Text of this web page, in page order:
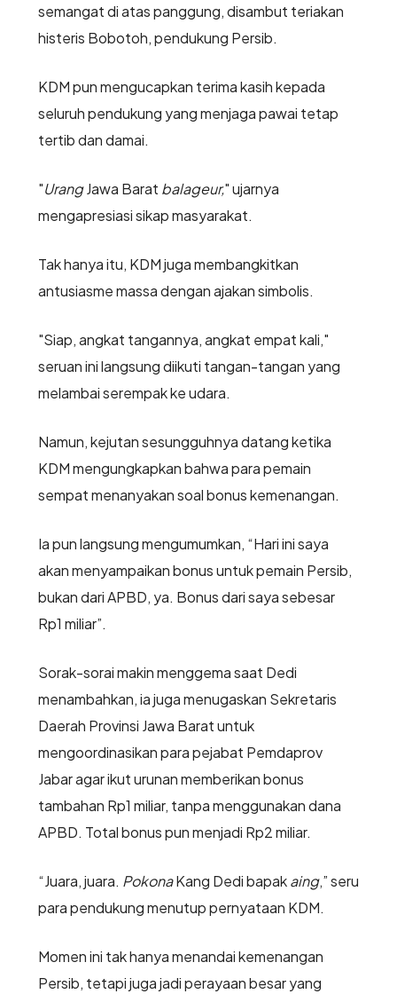
semangat di atas panggung, disambut teriakan
histeris Bobotoh, pendukung Persib.
KDM pun mengucapkan terima kasih kepada
seluruh pendukung yang menjaga pawai tetap
tertib dan damai.
"UrangJawa Barat balageur," ujarnya
mengapresiasi sikap masyarakat.
Tak hanya itu, KDM juga membangkitkan
antusiasme massa dengan ajakan simbolis.
"Siap, angkat tangannya, angkat empat kali,"
seruan ini langsung diikuti tangan-tangan yang
melambai serempak ke udara.
Namun, kejutan sesungguhnya datang ketika
KDM mengungkapkan bahwa para pemain
sempat menanyakan soal bonus kemenangan.
Ia pun langsung mengumumkan, “Hari ini saya
akan menyampaikan bonus untuk pemain Persib,
bukan dari APBD, ya. Bonus dari saya sebesar
Rp1 miliar”.
Sorak-sorai makin menggema saat Dedi
menambahkan, ia juga menugaskan Sekretaris
Daerah Provinsi Jawa Barat untuk
mengoordinasikan para pejabat Pemdaprov
Jabar agar ikut urunan memberikan bonus
tambahan Rp1 miliar, tanpa menggunakan dana
APBD. Total bonus pun menjadi Rp2 miliar.
“Juara, juara. PokonaKang Dedi bapakaing,” seru
para pendukung menutup pernyataan KDM.
Momen ini tak hanya menandai kemenangan
Persib, tetapi juga jadi perayaan besar yang